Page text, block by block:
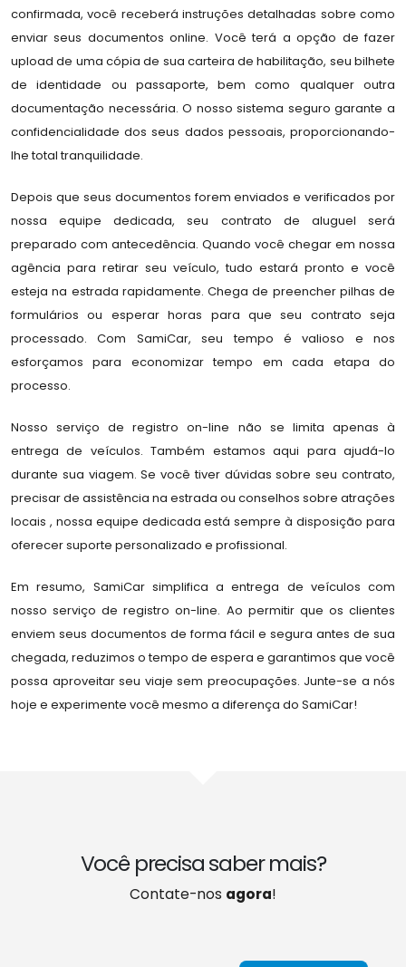
confirmada, você receberá instruções detalhadas sobre como
enviar seus documentos online. Você terá a opção de fazer
upload de uma cópia de sua carteira de habilitação, seu bilhete
de identidade ou passaporte, bem como qualquer outra
documentação necessária. O nosso sistema seguro garante a
confidencialidade dos seus dados pessoais, proporcionando-
lhe total tranquilidade.
Depois que seus documentos forem enviados e verificados por
nossa equipe dedicada, seu contrato de aluguel será
preparado com antecedência. Quando você chegar em nossa
agência para retirar seu veículo, tudo estará pronto e você
esteja na estrada rapidamente. Chega de preencher pilhas de
formulários ou esperar horas para que seu contrato seja
processado. Com SamiCar, seu tempo é valioso e nos
esforçamos para economizar tempo em cada etapa do
processo.
Nosso serviço de registro on-line não se limita apenas à
entrega de veículos. Também estamos aqui para ajudá-lo
durante sua viagem. Se você tiver dúvidas sobre seu contrato,
precisar de assistência na estrada ou conselhos sobre atrações
locais , nossa equipe dedicada está sempre à disposição para
oferecer suporte personalizado e profissional.
Em resumo, SamiCar simplifica a entrega de veículos com
nosso serviço de registro on-line. Ao permitir que os clientes
enviem seus documentos de forma fácil e segura antes de sua
chegada, reduzimos o tempo de espera e garantimos que você
possa aproveitar seu viaje sem preocupações. Junte-se a nós
hoje e experimente você mesmo a diferença do SamiCar!
Você precisa saber mais?
Contate-nos agora!